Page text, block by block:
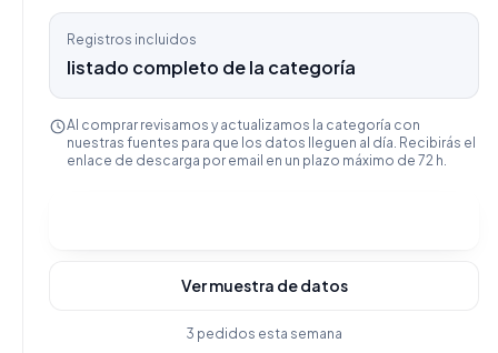
Registros incluidos
listado completo de la categoría
Al comprar revisamos y actualizamos la categoría con
nuestras fuentes para que los datos lleguen al día. Recibirás el
enlace de descarga por email en un plazo máximo de 72 h.
Ver muestra de datos
3 pedidos esta semana